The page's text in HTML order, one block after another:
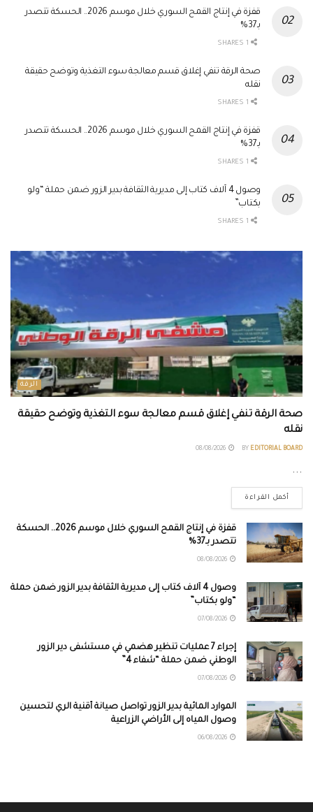
قفزة في إنتاج القمح السوري خلال موسم 2026.. الحسكة تتصدر
بـ37%
صحة الرقة تنفي إغلاق قسم معالجة سوء التغذية وتوضح حقيقة
نقله
قفزة في إنتاج القمح السوري خلال موسم 2026.. الحسكة تتصدر
بـ37%
وصول 4 آلاف كتاب إلى مديرية الثقافة بدير الزور ضمن حملة “ولو
بكتاب”
الرقة
صحة الرقة تنفي إغلاق قسم معالجة سوء التغذية وتوضح حقيقة
نقله
BY EDITORIAL BOARD
...
أكمل القراءة
قفزة في إنتاج القمح السوري خلال موسم 2026.. الحسكة
تتصدر بـ37%
وصول 4 آلاف كتاب إلى مديرية الثقافة بدير الزور ضمن حملة
“ولو بكتاب”
إجراء 7 عمليات تنظير هضمي في مستشفى دير الزور
الوطني ضمن حملة “شفاء 4”
الموارد المائية بدير الزور تواصل صيانة أقنية الري لتحسين
وصول المياه إلى الأراضي الزراعية